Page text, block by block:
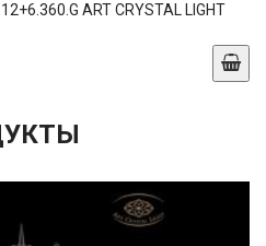
ART CRYSTAL LIGHT